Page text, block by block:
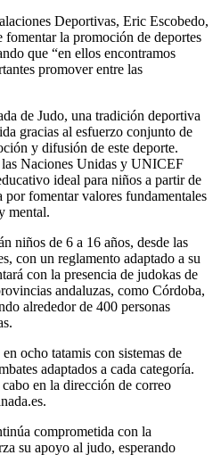
Deportivas, Eric Escobedo,
fomentar la promoción de deportes
que “en ellos encontramos
promover entre las
de Judo, una tradición deportiva
gracias al esfuerzo conjunto de
y difusión de este deporte.
Naciones Unidas y UNICEF
ideal para niños a partir de
por fomentar valores fundamentales
mental.
niños de 6 a 16 años, desde las
con un reglamento adaptado a su
con la presencia de judokas de
andaluzas, como Córdoba,
alrededor de 400 personas
ocho tatamis con sistemas de
adaptados a cada categoría.
en la dirección de correo
comprometida con la
su apoyo al judo, esperando